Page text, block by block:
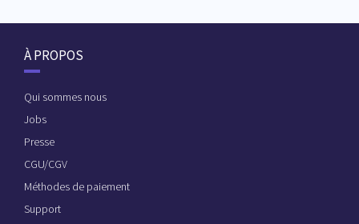
À PROPOS
Qui sommes nous
Jobs
Presse
CGU/CGV
Méthodes de paiement
Support